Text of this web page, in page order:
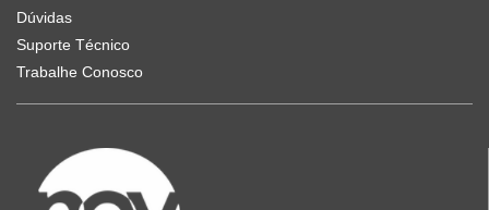
Dúvidas
Suporte Técnico
Trabalhe Conosco